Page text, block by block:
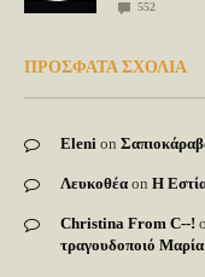
552
ΠΡΟΣΦΑΤΑ ΣΧΟΛΙΑ
Eleni on
Λευκοθέα on Η
Christina From C--!
τραγουδοποιό